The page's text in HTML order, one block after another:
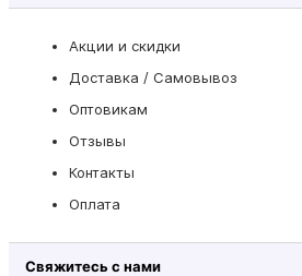
Акции и скидки
Доставка / Самовывоз
Оптовикам
Отзывы
Контакты
Оплата
Свяжитесь с нами